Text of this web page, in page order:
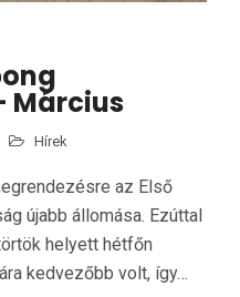
Március
Hírek
az Első
újabb állomása. Ezúttal
helyett hétfőn
kedvezőbb volt, így…